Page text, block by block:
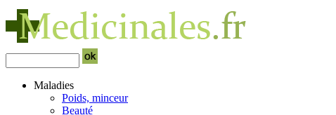
Maladies
Poids, minceur
Beauté